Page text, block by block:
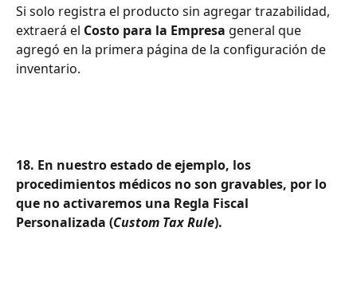
Si solo registra el producto sin agregar trazabilidad,
extraerá el Costo para la Empresa general que
agregó en la primera página de la configuración de
inventario.
18. En nuestro estado de ejemplo, los
procedimientos médicos no son gravables, por lo
que no activaremos una Regla Fiscal
Personalizada (Custom Tax Rule).